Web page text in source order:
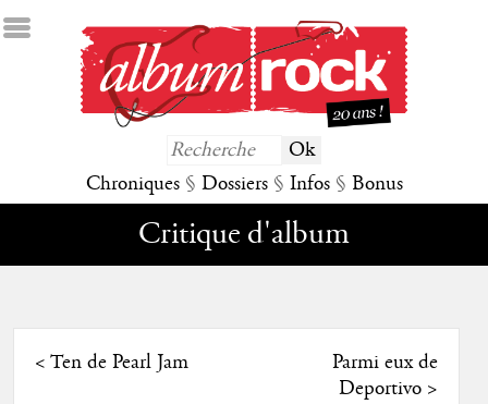
Chroniques § Dossiers § Infos § Bonus
Critique d'album
< Ten de Pearl Jam
Parmi eux de
Deportivo>